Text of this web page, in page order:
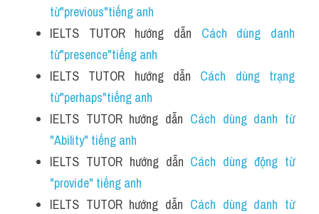
từ"previous"tiếng anh
IELTS TUTOR hướng dẫn Cách dùng danh
từ"presence"tiếng anh
IELTS TUTOR hướng dẫn Cách dùng trạng
từ"perhaps"tiếng anh
IELTS TUTOR hướng dẫn Cách dùng danh từ
"Ability" tiếng anh
IELTS TUTOR hướng dẫn Cách dùng động từ
"provide" tiếng anh
IELTS TUTOR hướng dẫn Cách dùng danh từ